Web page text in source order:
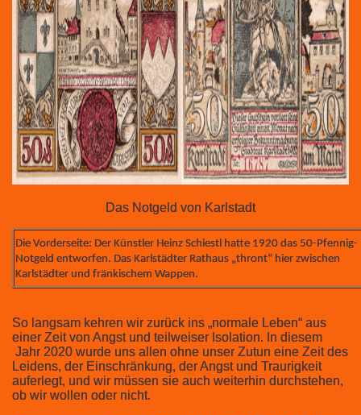
Das Notgeld von Karlstadt
Die Vorderseite: Der Künstler Heinz Schiestl hatte 1920 das 50-Pfennig-
Notgeld entworfen. Das Karlstädter Rathaus „thront“ hier zwischen
Karlstädter und fränkischem Wappen.
So langsam kehren wir zurück ins „normale Leben“ aus
einer Zeit von Angst und teilweiser Isolation. In diesem
Jahr 2020 wurde uns allen ohne unser Zutun eine Zeit des
Leidens, der Einschränkung, der Angst und Traurigkeit
auferlegt, und wir müssen sie auch weiterhin durchstehen,
ob wir wollen oder nicht.